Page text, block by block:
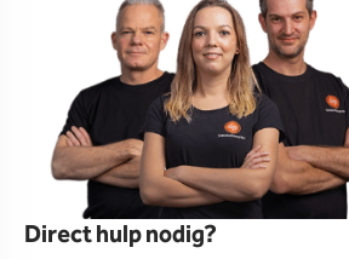
Direct hulp nodig?